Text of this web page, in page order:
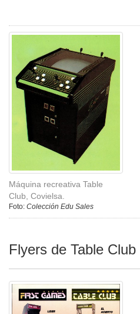
Máquina recreativa Table
Club, Covielsa.
Foto: Colección Edu Sales
Flyers de Table Club